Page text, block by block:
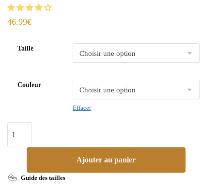
46.99€
Taille
Couleur
Effacer
Ajouter au panier
Guide des tailles